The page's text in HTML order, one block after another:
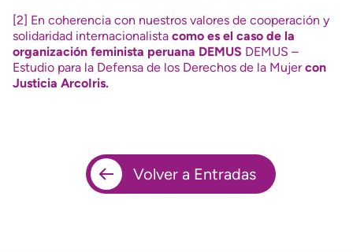
[2] En coherencia con nuestros valores de cooperación y
solidaridad internacionalista como es el caso de la
organización feminista peruana DEMUS DEMUS –
Estudio para la Defensa de los Derechos de la Mujer con
Justicia ArcoIris.
Volver a Entradas